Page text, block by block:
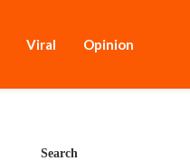
Viral Opinion
Search